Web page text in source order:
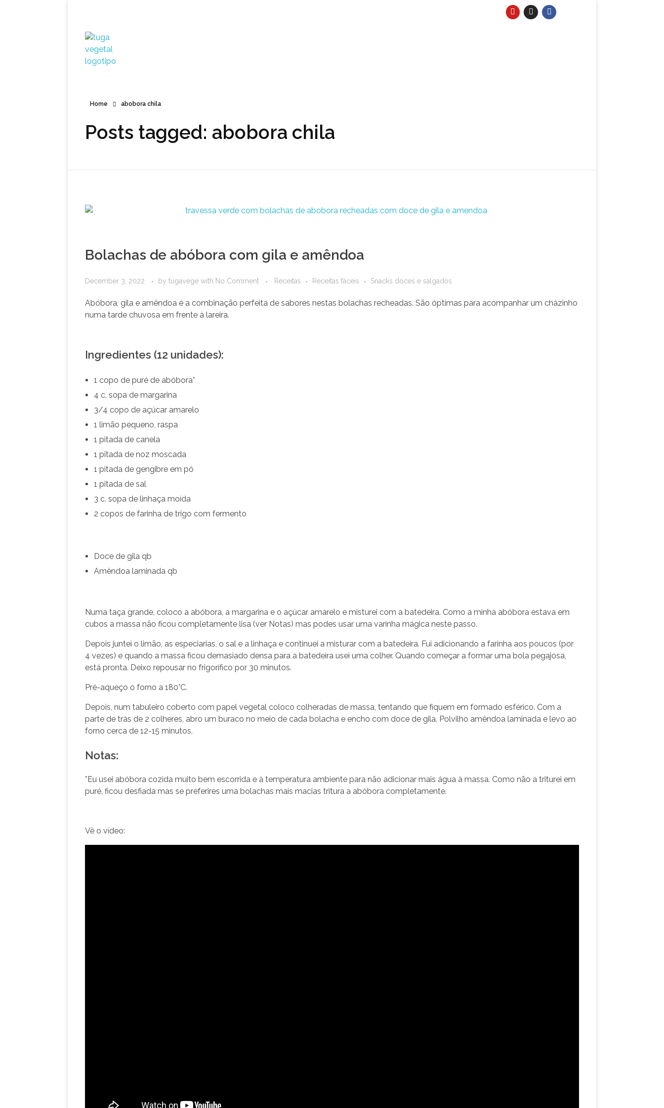
Home abobora chila
Posts tagged: abobora chila
Bolachas de abóbora com gila e amêndoa
December 3, 2022 by tugavege with No Comment Receitas Receitas fáceis Snacks doces e salgados
Abóbora, gila e amêndoa é a combinação perfeita de sabores nestas bolachas recheadas. São óptimas para acompanhar um cházinho
numa tarde chuvosa em frente à lareira.
Ingredientes (12 unidades):
1 copo de puré de abóbora*
4 c. sopa de margarina
3/4 copo de açúcar amarelo
1 limão pequeno, raspa
1 pitada de canela
1 pitada de noz moscada
1 pitada de gengibre em pó
1 pitada de sal
3 c. sopa de linhaça moída
2 copos de farinha de trigo com fermento
Doce de gila qb
Amêndoa laminada qb
Numa taça grande, coloco a abóbora, a margarina e o açúcar amarelo e misturei com a batedeira. Como a minha abóbora estava em
cubos a massa não ficou completamente lisa (ver Notas) mas podes usar uma varinha mágica neste passo.
Depois juntei o limão, as especiarias, o sal e a linhaça e continuei a misturar com a batedeira. Fui adicionando a farinha aos poucos (por
4 vezes) e quando a massa ficou demasiado densa para a batedeira usei uma colher. Quando começar a formar uma bola pegajosa,
está pronta. Deixo repousar no frigorífico por 30 minutos.
Pré-aqueço o forno a 180°C.
Depois, num tabuleiro coberto com papel vegetal coloco colheradas de massa, tentando que fiquem em formado esférico. Com a
parte de trás de 2 colheres, abro um buraco no meio de cada bolacha e encho com doce de gila. Polvilho amêndoa laminada e levo ao
forno cerca de 12-15 minutos.
Notas:
*Eu usei abóbora cozida muito bem escorrida e à temperatura ambiente para não adicionar mais água à massa. Como não a triturei em
puré, ficou desfiada mas se preferires uma bolachas mais macias tritura a abóbora completamente.
Vê o vídeo: